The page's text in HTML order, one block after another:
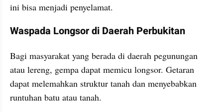
ini bisa menjadi penyelamat.
Waspada Longsor di Daerah Perbukitan
Bagi masyarakat yang berada di daerah pegunungan
atau lereng, gempa dapat memicu longsor. Getaran
dapat melemahkan struktur tanah dan menyebabkan
runtuhan batu atau tanah.